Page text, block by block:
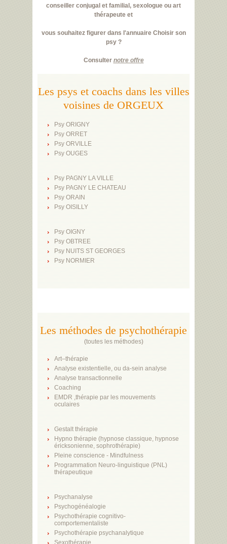
conseiller conjugal et familial, sexologue ou art
thérapeute et
vous souhaitez figurer dans l'annuaire Choisir son
psy ?
Consulter notre offre
Les psys et coachs dans les villes
voisines de ORGEUX
Psy ORIGNY
Psy ORRET
Psy ORVILLE
Psy OUGES
Psy PAGNY LA VILLE
Psy PAGNY LE CHATEAU
Psy ORAIN
Psy OISILLY
Psy OIGNY
Psy OBTREE
Psy NUITS ST GEORGES
Psy NORMIER
Les méthodes de psychothérapie
(toutes les méthodes)
Art–thérapie
Analyse existentielle, ou da-sein analyse
Analyse transactionnelle
Coaching
EMDR ,thérapie par les mouvements
oculaires
Gestalt thérapie
Hypno thérapie (hypnose classique, hypnose
éricksonienne, sophrothérapie)
Pleine conscience - Mindfulness
Programmation Neuro-linguistique (PNL)
thérapeutique
Psychanalyse
Psychogénéalogie
Psychothérapie cognitivo-
comportementaliste
Psychothérapie psychanalytique
Sexothérapie